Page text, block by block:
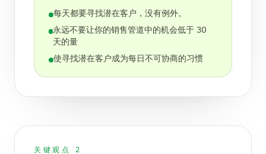
每天都要寻找潜在客户，没有例外。
永远不要让你的销售管道中的机会低于 30
天的量
使寻找潜在客户成为每日不可协商的习惯
关键观点 2